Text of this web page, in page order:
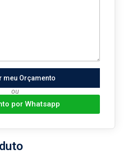
meu Orçamento
ou
por Whatsapp